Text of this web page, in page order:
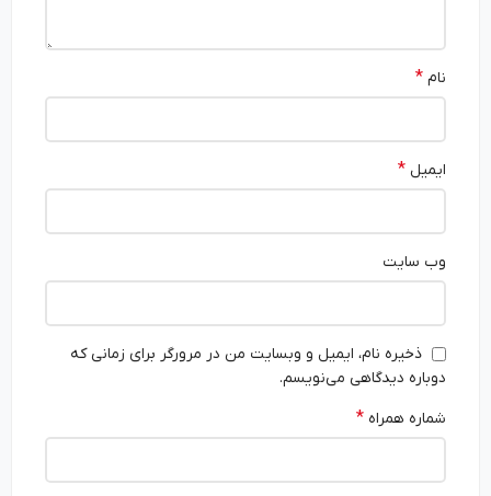
ایمیل*
وب‌ سایت
ذخیره نام، ایمیل و وبسایت من در مرورگر برای زمانی که
دوباره دیدگاهی می‌نویسم.
شماره همراه*